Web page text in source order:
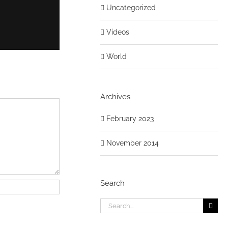
Malesuada Fames Ac Turpis
Uncategorized
Videos
World
Archives
February 2023
November 2014
Search
Search